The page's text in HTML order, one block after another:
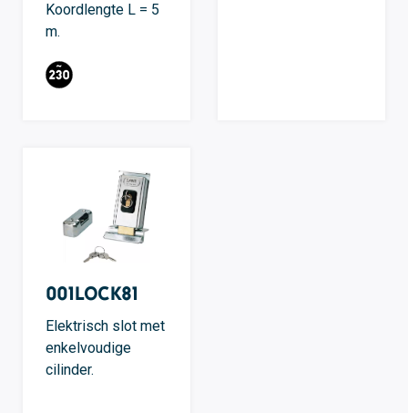
Koordlengte L = 5
m.
001LOCK81
Elektrisch slot met
enkelvoudige
cilinder.